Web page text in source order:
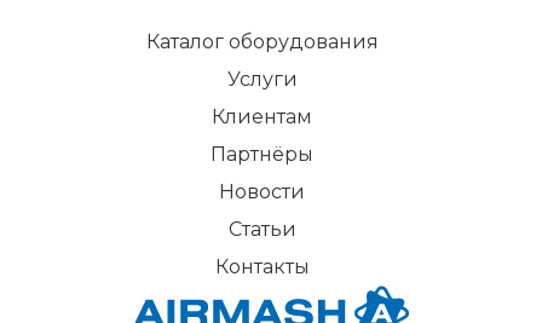
Каталог оборудования
Услуги
Клиентам
Партнёры
Новости
Статьи
Контакты